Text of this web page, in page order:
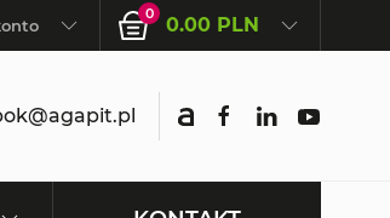
0 0.00 PLN